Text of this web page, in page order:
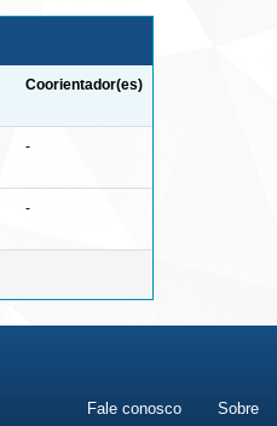
Coorientador(es)
-
-
Fale conosco Sobre